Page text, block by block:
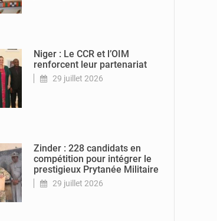
Niger : Le CCR et l’OIM
renforcent leur partenariat
29 juillet 2026
Zinder : 228 candidats en
compétition pour intégrer le
prestigieux Prytanée Militaire
29 juillet 2026